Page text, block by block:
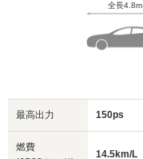
全長4.8m
最高出力 150ps
燃費
14.5km/L